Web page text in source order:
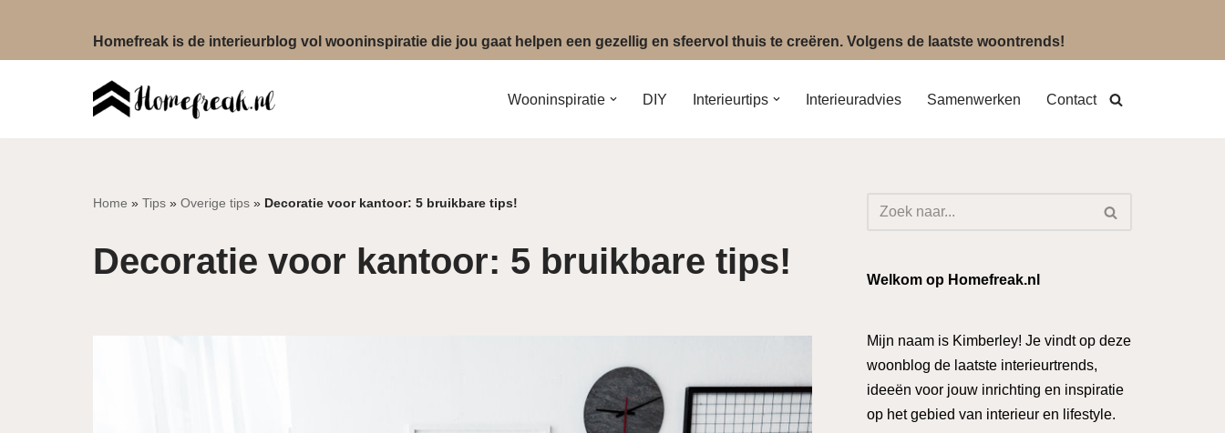
Homefreak is de interieurblog vol wooninspiratie die jou gaat helpen een gezellig en sfeervol thuis te creëren. Volgens de laatste woontrends!
Wooninspiratie DIY Interieurtips Interieuradvies Samenwerken Contact
Home » Tips » Overige tips » Decoratie voor kantoor: 5 bruikbare tips!
Decoratie voor kantoor: 5 bruikbare tips! Welkom op Homefreak.nl
Mijn naam is Kimberley! Je vindt op deze
woonblog de laatste interieurtrends,
ideeën voor jouw inrichting en inspiratie
op het gebied van interieur en lifestyle.